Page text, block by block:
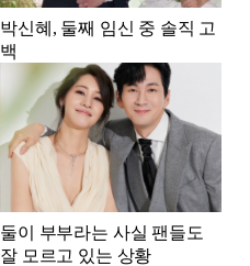
박신혜, 둘째 임신 중 솔직 고
백
둘이 부부라는 사실 팬들도
잘 모르고 있는 상황